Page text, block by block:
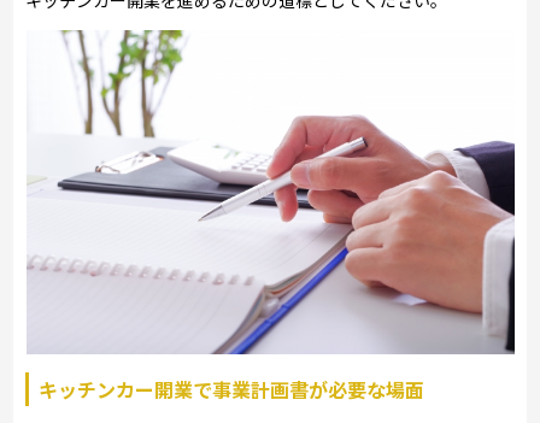
キッチンカー開業で事業計画書が必要な場面